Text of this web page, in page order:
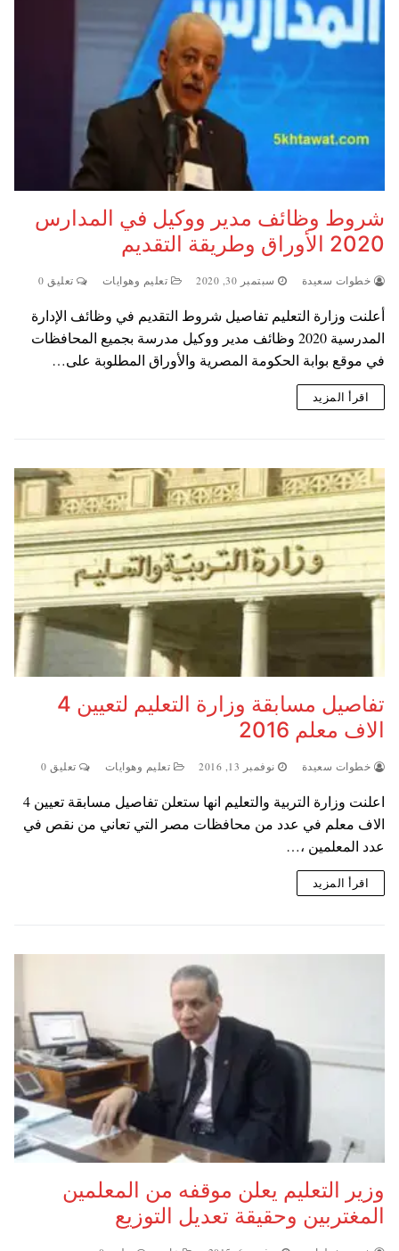
شروط وظائف مدير ووكيل في المدارس
2020 الأوراق وطريقة التقديم
خطوات سعيدة سبتمبر 30, 2020 تعليم وهوايات تعليق 0
أعلنت وزارة التعليم تفاصيل شروط التقديم في وظائف الإدارة
المدرسية 2020 وظائف مدير ووكيل مدرسة بجميع المحافظات
في موقع بوابة الحكومة المصرية والأوراق المطلوبة على…
اقرأ المزيد
تفاصيل مسابقة وزارة التعليم لتعيين 4
الاف معلم 2016
خطوات سعيدة نوفمبر 13, 2016 تعليم وهوايات تعليق 0
اعلنت وزارة التربية والتعليم انها ستعلن تفاصيل مسابقة تعيين 4
الاف معلم في عدد من محافظات مصر التي تعاني من نقص في
عدد المعلمين ،…
اقرأ المزيد
وزير التعليم يعلن موقفه من المعلمين
المغتربين وحقيقة تعديل التوزيع